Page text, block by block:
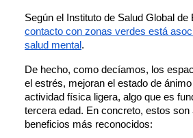
Según el Instituto de Salud Global de
contacto con zonas verdes está
salud mental .
De hecho, como decíamos, los
el estrés, mejoran el estado de
actividad física ligera, algo que es
tercera edad. En concreto, estos son
beneficios más reconocidos: